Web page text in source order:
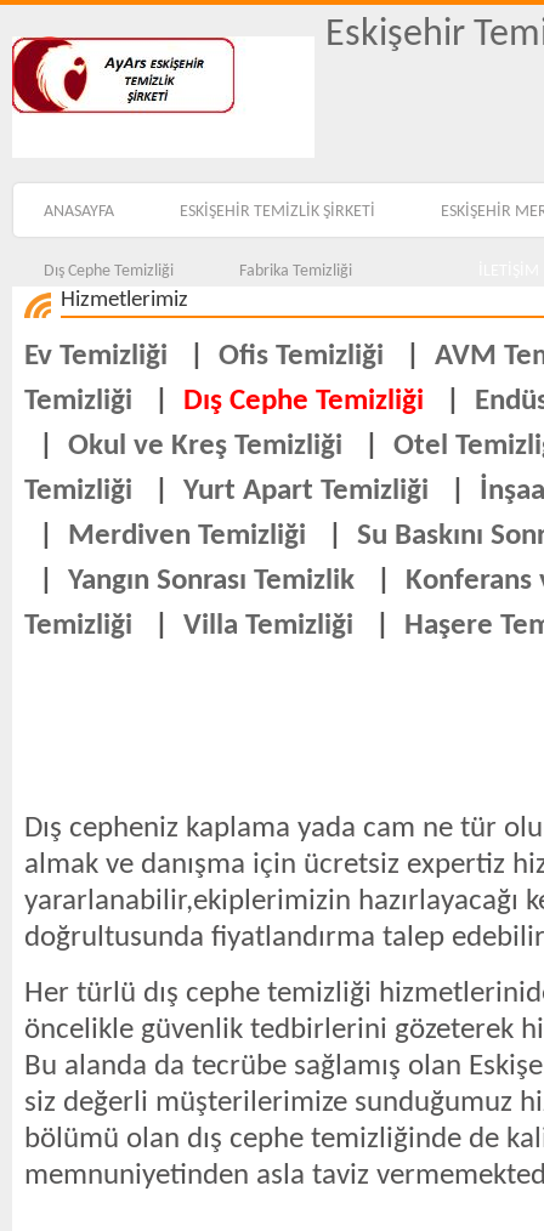
Eskişehir
ANASAYFA ESKİŞEHİR TEMİZLİK ŞİRKETİ ESKİŞEHİR
Dış Cephe Temizliği Fabrika Temizliği
Hizmetlerimiz
Ev Temizliği Ofis Temizliği
AVM
Temizliği
Dış Cephe Temizliği
Okul ve Kreş Temizliği
Otel
Temizliği
Yurt Apart Temizliği
Merdiven Temizliği
Su Baskını
Yangın Sonrası Temizlik
Konferans
Temizliği
Villa Temizliği Haşere
Dış cepheniz kaplama yada cam ne tür
almak ve danışma için ücretsiz expertiz
yararlanabilir,ekiplerimizin hazırlayacağı
doğrultusunda fiyatlandırma talep
Her türlü dış cephe temizliği
öncelikle güvenlik tedbirlerini gözeterek
Bu alanda da tecrübe sağlamış olan
siz değerli müşterilerimize sunduğumuz
bölümü olan dış cephe temizliğinde de
memnuniyetinden asla taviz